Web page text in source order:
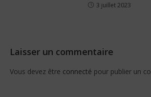
3 juillet 2023
Laisser un commentaire
Vous devez être connecté pour publier un